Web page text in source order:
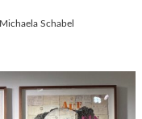
Michaela Schabel